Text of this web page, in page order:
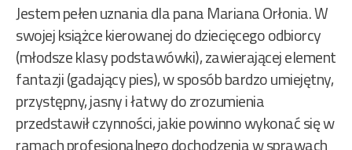
Jestem pełen uznania dla pana Mariana Orłonia. W
swojej książce kierowanej do dziecięcego odbiorcy
(młodsze klasy podstawówki), zawierającej element
fantazji (gadający pies), w sposób bardzo umiejętny,
przystępny, jasny i łatwy do zrozumienia
przedstawił czynności, jakie powinno wykonać się w
ramach profesjonalnego dochodzenia w sprawach